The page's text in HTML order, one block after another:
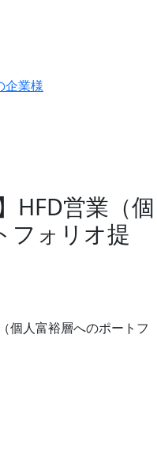
企業様
HFD営業（個
フォリオ提
個人富裕層へのポートフ